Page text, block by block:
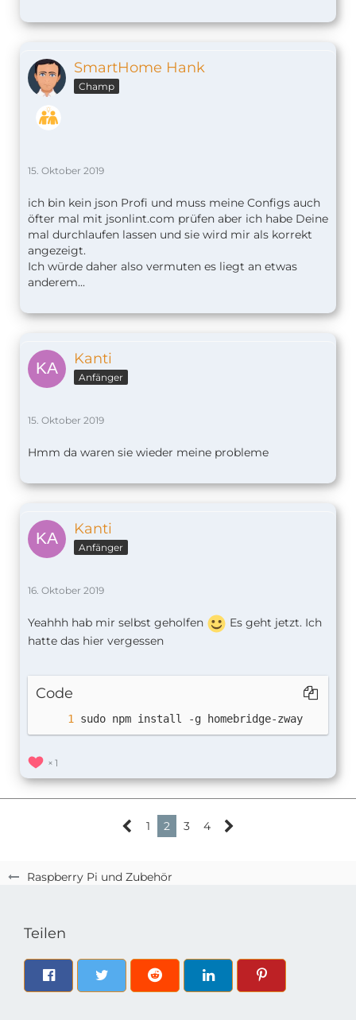
Raspberry Pi und Zubehör
SmartHome Hank
Champ
15. Oktober 2019
ich bin kein json Profi und muss meine Configs auch
öfter mal mit jsonlint.com prüfen aber ich habe Deine
mal durchlaufen lassen und sie wird mir als korrekt
angezeigt.
Ich würde daher also vermuten es liegt an etwas
anderem...
Kanti
Anfänger
15. Oktober 2019
Hmm da waren sie wieder meine probleme
Kanti
Anfänger
16. Oktober 2019
Yeahhh hab mir selbst geholfen
Es geht jetzt. Ich
hatte das hier vergessen
Code
sudo npm install -g homebridge-zway
1
1 2 3 4
Teilen